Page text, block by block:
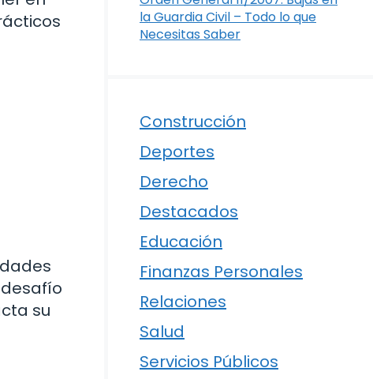
su
la Guardia Civil – Todo lo que
Necesitas Saber
Construcción
Deportes
Derecho
Destacados
Educación
Finanzas Personales
Relaciones
Salud
Servicios Públicos